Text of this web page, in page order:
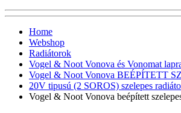
Home
Webshop
Radiátorok
Vogel & Noot Vonova és Vonomat
Vogel & Noot Vonova BEÉPÍTETT
20V tipusú (2 SOROS) szelepes
Vogel & Noot Vonova beépített